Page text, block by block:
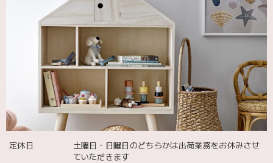
blanco ブランコ | ダブルボアブランケット ベビー double boa blanket ホワイト 無地
2025/12/09
発送も届くのも早かったです！バースデーバルーンも入って
て嬉しかったです🎈誕生日に使わせて頂きます🫶
Adnil LAND アドニルランド | PULL ALONG PUPPY からだをくねくねさせながらついてくる プル アロング パピー プルトイ 木のおもちゃ
2025/12/02
定休日
土曜日・日曜日のどちらかは出荷業務をお休みさせ
ていただきます